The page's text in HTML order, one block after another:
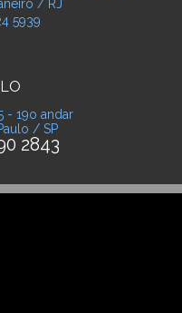
/ RJ
5939
- 19o andar
/ SP
2843